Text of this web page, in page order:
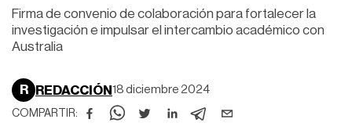
Firma de convenio de colaboración para fortalecer la
investigación e impulsar el intercambio académico con
Australia
R REDACCIÓN 18 diciembre 2024
COMPARTIR: